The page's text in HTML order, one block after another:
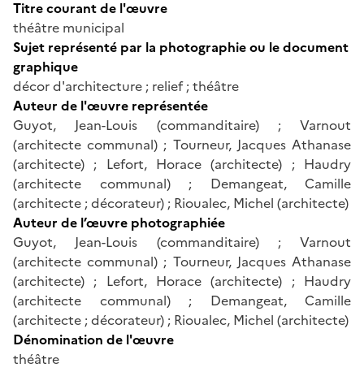
Titre courant de l'œuvre
théâtre municipal
Sujet représenté par la photographie ou le document
graphique
décor d'architecture ; relief ; théâtre
Auteur de l'œuvre représentée
Guyot, Jean-Louis (commanditaire) ; Varnout
(architecte communal) ; Tourneur, Jacques Athanase
(architecte) ; Lefort, Horace (architecte) ; Haudry
(architecte communal) ; Demangeat, Camille
(architecte ; décorateur) ; Rioualec, Michel (architecte)
Auteur de l’œuvre photographiée
Guyot, Jean-Louis (commanditaire) ; Varnout
(architecte communal) ; Tourneur, Jacques Athanase
(architecte) ; Lefort, Horace (architecte) ; Haudry
(architecte communal) ; Demangeat, Camille
(architecte ; décorateur) ; Rioualec, Michel (architecte)
Dénomination de l'œuvre
théâtre